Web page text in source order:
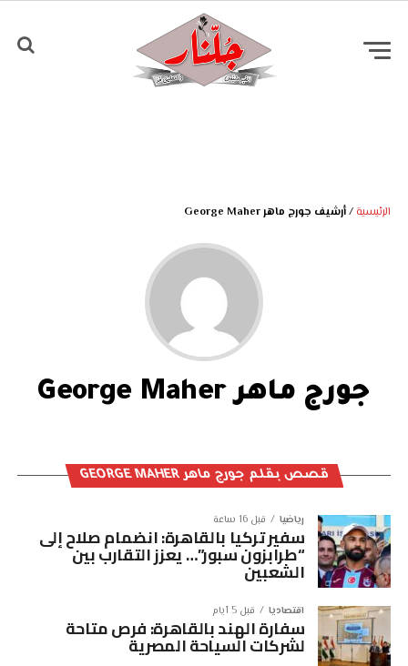
الرئيسية /أرشيف جورج ماهر George Maher
جورج ماهر George Maher
قصص بقلم جورج ماهر GEORGE MAHER
رياضيا قبل 16 ساعة
سفير تركيا بالقاهرة: انضمام صلاح إلى
“طرابزون سبور”… يعزز التقارب بين
الشعبين
اقتصاديا قبل 5 أيام
سفارة الهند بالقاهرة: فرص متاحة
لشركات السياحة المصرية